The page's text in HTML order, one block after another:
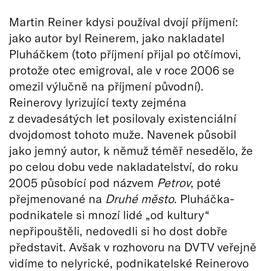
Martin Reiner kdysi používal dvojí příjmení:
jako autor byl Reinerem, jako nakladatel
Pluháčkem (toto příjmení přijal po otčímovi,
protože otec emigroval, ale v roce 2006 se
omezil výlučně na příjmení původní).
Reinerovy lyrizující texty zejména
z devadesátých let posilovaly existenciální
dvojdomost tohoto muže. Navenek působil
jako jemný autor, k němuž téměř nesedělo, že
po celou dobu vede nakladatelství, do roku
2005 působící pod názvem Petrov, poté
přejmenované na Druhé město. Pluháčka-
podnikatele si mnozí lidé „od kultury“
nepřipouštěli, nedovedli si ho dost dobře
představit. Avšak v rozhovoru na DVTV veřejně
vidíme to nelyrické, podnikatelské Reinerovo